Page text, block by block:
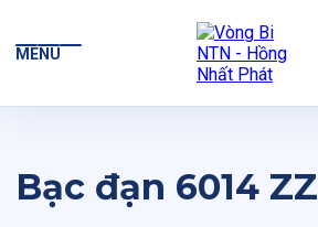
MENU
Bạc đạn 6014 ZZ